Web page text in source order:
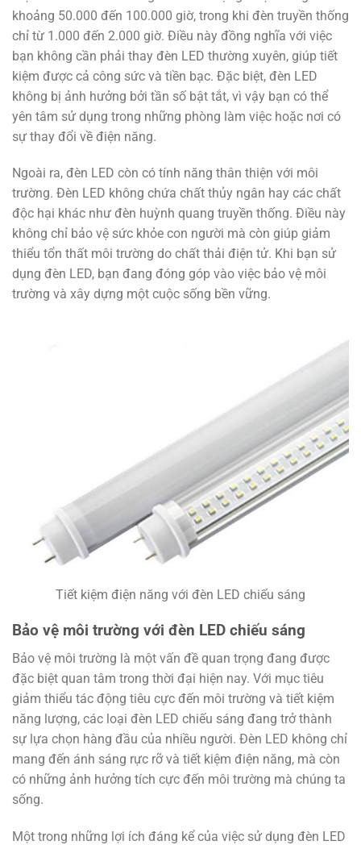
khoảng 50.000 đến 100.000 giờ, trong khi đèn truyền thống
chỉ từ 1.000 đến 2.000 giờ. Điều này đồng nghĩa với việc
bạn không cần phải thay đèn LED thường xuyên, giúp tiết
kiệm được cả công sức và tiền bạc. Đặc biệt, đèn LED
không bị ảnh hưởng bởi tần số bật tắt, vì vậy bạn có thể
yên tâm sử dụng trong những phòng làm việc hoặc nơi có
sự thay đổi về điện năng.
Ngoài ra, đèn LED còn có tính năng thân thiện với môi
trường. Đèn LED không chứa chất thủy ngân hay các chất
độc hại khác như đèn huỳnh quang truyền thống. Điều này
không chỉ bảo vệ sức khỏe con người mà còn giúp giảm
thiểu tổn thất môi trường do chất thải điện tử. Khi bạn sử
dụng đèn LED, bạn đang đóng góp vào việc bảo vệ môi
trường và xây dựng một cuộc sống bền vững.
Tiết kiệm điện năng với đèn LED chiếu sáng
Bảo vệ môi trường với đèn LED chiếu sáng
Bảo vệ môi trường là một vấn đề quan trọng đang được
đặc biệt quan tâm trong thời đại hiện nay. Với mục tiêu
giảm thiểu tác động tiêu cực đến môi trường và tiết kiệm
năng lượng, các loại đèn LED chiếu sáng đang trở thành
sự lựa chọn hàng đầu của nhiều người. Đèn LED không chỉ
mang đến ánh sáng rực rỡ và tiết kiệm điện năng, mà còn
có những ảnh hưởng tích cực đến môi trường mà chúng ta
sống.
Một trong những lợi ích đáng kể của việc sử dụng đèn LED